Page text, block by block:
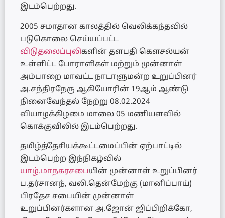
இடம்பெற்றது.
2005 சமாதான காலத்தில் வெலிக்கந்தவில்
படுகொலை செய்யப்பட்ட
விடுதலைப்புலிகளின் தளபதி கௌசல்யன்
உள்ளிட்ட போராளிகள் மற்றும் முன்னாள்
அம்பாறை மாவட்ட நாடாளுமன்ற உறுப்பினர்
அ.சந்திரநேரு ஆகியோரின் 19ஆம் ஆண்டு
நினைவேந்தல் நேற்று 08.02.2024
வியாழக்கிழமை மாலை 05 மணியளவில்
கொக்குவிலில் இடம்பெற்றது.
தமிழ்த்தேசியக்கூட்டமைப்பின் ஏற்பாட்டில்
இடம்பெற்ற இந்நிகழ்வில்
யாழ்.மாநகரசபையின் முன்னாள் உறுப்பினர்
ப.தர்சானந், வலி.தென்மேற்கு (மானிப்பாய்)
பிரதேச சபையின் முன்னாள்
உறுப்பினர்களான அ.ஜோன் ஜிப்பிறிக்கோ,